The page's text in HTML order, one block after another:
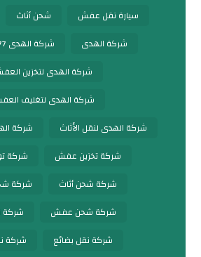
سيارة نقل عفش
شحن أثاث
شركة الهدى
شركة الهدى 0539600777
شركة الهدى لتخزين
شركة الهدى لتغليف
شركة الهدى لنقل الأثاث
شركة
شركة تخزين عفش
شركة
شركة شحن أثاث
شركة
شركة شحن عفش
شركة
شركة نقل بضائع
شركة